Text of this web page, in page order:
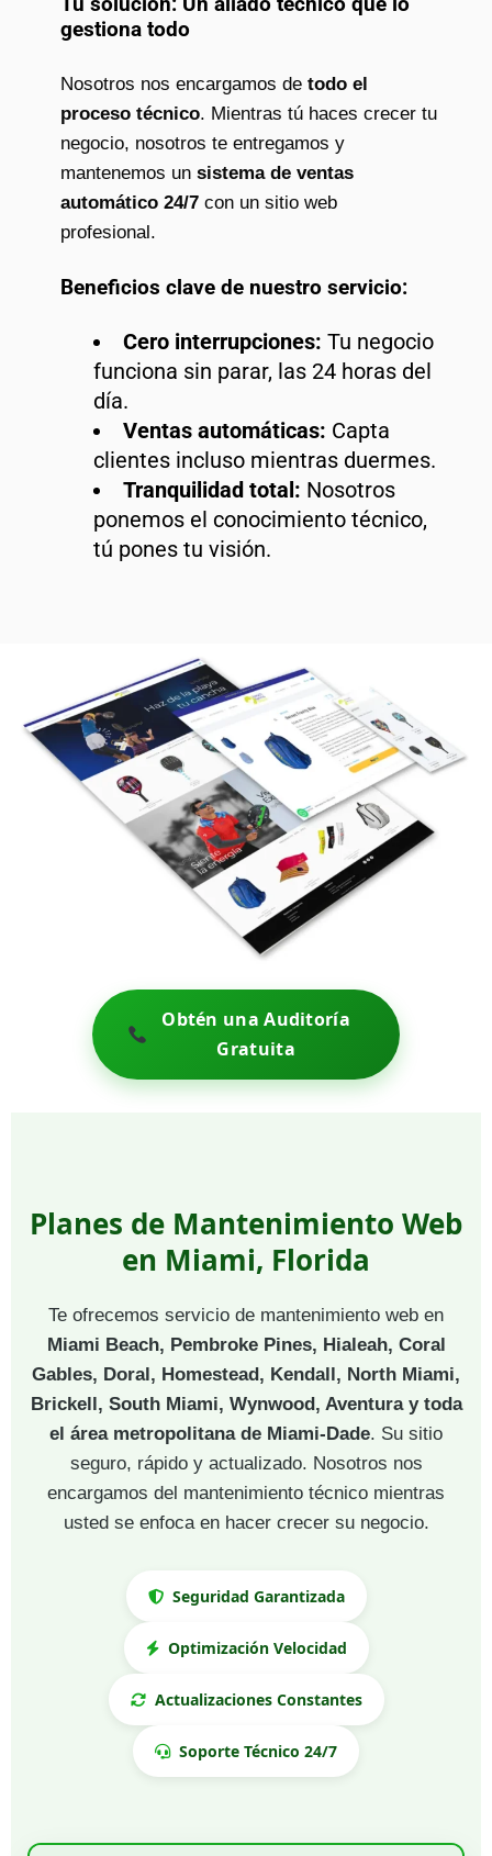
gestiona todo
Nosotros nos encargamos de todo el
proceso técnico. Mientras tú haces crecer tu
negocio, nosotros te entregamos y
mantenemos un sistema de ventas
automático 24/7 con un sitio web
profesional.
Beneficios clave de nuestro servicio:
Cero interrupciones: Tu negocio
funciona sin parar, las 24 horas del
día.
Ventas automáticas: Capta
clientes incluso mientras duermes.
Tranquilidad total: Nosotros
ponemos el conocimiento técnico,
tú pones tu visión.
Obtén una Auditoría
Gratuita
Planes de Mantenimiento Web
en Miami, Florida
Te ofrecemos servicio de mantenimiento web en
Miami Beach, Pembroke Pines, Hialeah, Coral
Gables, Doral, Homestead, Kendall, North Miami,
Brickell, South Miami, Wynwood, Aventura y toda
el área metropolitana de Miami-Dade. Su sitio
seguro, rápido y actualizado. Nosotros nos
encargamos del mantenimiento técnico mientras
usted se enfoca en hacer crecer su negocio.
Seguridad Garantizada
Optimización Velocidad
Actualizaciones Constantes
Soporte Técnico 24/7